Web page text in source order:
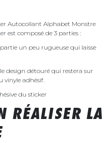
Autocollant Alphabet Monstre
est composé de 3 parties :
un peu rugueuse qui laisse
design détouré qui restera sur
vinyle adhésif.
du sticker
RÉALISER LA